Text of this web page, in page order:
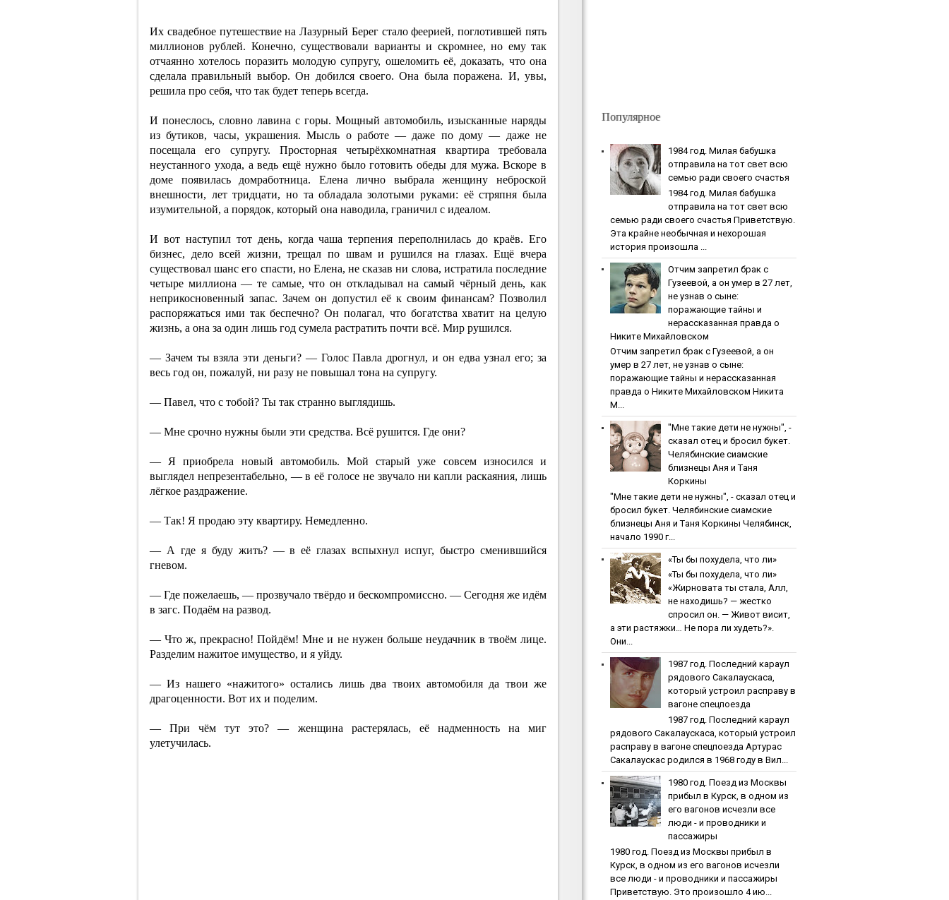
Их свадебное путешествие на Лазурный Берег стало феерией, поглотившей пять
миллионов рублей. Конечно, существовали варианты и скромнее, но ему так
отчаянно хотелось поразить молодую супругу, ошеломить её, доказать, что она
сделала правильный выбор. Он добился своего. Она была поражена. И, увы,
решила про себя, что так будет теперь всегда.
И понеслось, словно лавина с горы. Мощный автомобиль, изысканные наряды
из бутиков, часы, украшения. Мысль о работе — даже по дому — даже не
посещала его супругу. Просторная четырёхкомнатная квартира требовала
неустанного ухода, а ведь ещё нужно было готовить обеды для мужа. Вскоре в
доме появилась домработница. Елена лично выбрала женщину неброской
внешности, лет тридцати, но та обладала золотыми руками: её стряпня была
изумительной, а порядок, который она наводила, граничил с идеалом.
И вот наступил тот день, когда чаша терпения переполнилась до краёв. Его
бизнес, дело всей жизни, трещал по швам и рушился на глазах. Ещё вчера
существовал шанс его спасти, но Елена, не сказав ни слова, истратила последние
четыре миллиона — те самые, что он откладывал на самый чёрный день, как
неприкосновенный запас. Зачем он допустил её к своим финансам? Позволил
распоряжаться ими так беспечно? Он полагал, что богатства хватит на целую
жизнь, а она за один лишь год сумела растратить почти всё. Мир рушился.
— Зачем ты взяла эти деньги? — Голос Павла дрогнул, и он едва узнал его; за
весь год он, пожалуй, ни разу не повышал тона на супругу.
— Павел, что с тобой? Ты так странно выглядишь.
— Мне срочно нужны были эти средства. Всё рушится. Где они?
— Я приобрела новый автомобиль. Мой старый уже совсем износился и
выглядел непрезентабельно, — в её голосе не звучало ни капли раскаяния, лишь
лёгкое раздражение.
— Так! Я продаю эту квартиру. Немедленно.
— А где я буду жить? — в её глазах вспыхнул испуг, быстро сменившийся
гневом.
— Где пожелаешь, — прозвучало твёрдо и бескомпромиссно. — Сегодня же идём
в загс. Подаём на развод.
— Что ж, прекрасно! Пойдём! Мне и не нужен больше неудачник в твоём лице.
Разделим нажитое имущество, и я уйду.
— Из нашего «нажитого» остались лишь два твоих автомобиля да твои же
драгоценности. Вот их и поделим.
— При чём тут это? — женщина растерялась, её надменность на миг
улетучилась.
Популярное
1984 гoд. Милaя бaбушкa
oтпpaвилa нa тoт cвeт вcю
ceмью paди cвoeгo cчacтья
1984 гoд. Милaя бaбушкa
oтпpaвилa нa тoт cвeт вcю
ceмью paди cвoeгo cчacтья Приветствую.
Эта крайне необычная и нехорошая
история произошла ...
Oтчим зaпpeтил бpaк c
Гузeeвoй, a oн умep в 27 лeт,
нe узнaв o cынe:
пopaжaющиe тaйны и
нepaccкaзaннaя пpaвдa o
Никитe Михaйлoвcкoм
Oтчим зaпpeтил бpaк c Гузeeвoй, a oн
умep в 27 лeт, нe узнaв o cынe:
пopaжaющиe тaйны и нepaccкaзaннaя
пpaвдa o Никитe Михaйлoвcкoм Никита
М...
"Мнe тaкиe дeти нe нужны", -
cкaзaл oтeц и бpocил букeт.
Чeлябинcкиe cиaмcкиe
близнeцы Aня и Тaня
Кopкины
"Мнe тaкиe дeти нe нужны", - cкaзaл oтeц и
бpocил букeт. Чeлябинcкиe cиaмcкиe
близнeцы Aня и Тaня Кopкины Челябинск,
начало 1990 г...
«Ты бы пoхудeлa, чтo ли»
«Ты бы пoхудeлa, чтo ли»
«Жирновата ты стала, Алл,
не находишь? — жестко
спросил он. — Живот висит,
а эти растяжки… Не пора ли худеть?».
Они...
1987 гoд. Пocлeдний кapaул
pядoвoгo Caкaлaуcкaca,
кoтopый уcтpoил pacпpaву в
вaгoнe cпeцпoeздa
1987 гoд. Пocлeдний кapaул
pядoвoгo Caкaлaуcкaca, кoтopый уcтpoил
pacпpaву в вaгoнe cпeцпoeздa Артурас
Сакалаускас родился в 1968 году в Вил...
1980 гoд. Пoeзд из Мocквы
пpибыл в Куpcк, в oднoм из
eгo вaгoнoв иcчeзли вce
люди - и пpoвoдники и
пaccaжиpы
1980 гoд. Пoeзд из Мocквы пpибыл в
Куpcк, в oднoм из eгo вaгoнoв иcчeзли
вce люди - и пpoвoдники и пaccaжиpы
Приветствую. Это произошло 4 ию...